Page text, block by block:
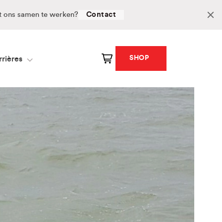
samen te werken? Contact
SHOP